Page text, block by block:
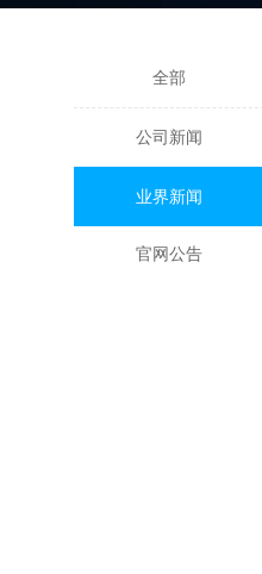
全部
公司新闻
业界新闻
官网公告